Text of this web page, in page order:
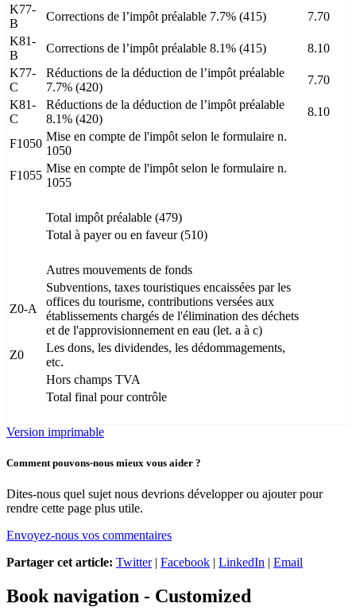
K77-
B
Corrections de l’impôt préalable 7.7% (415)
7.70
K81-
B
Corrections de l’impôt préalable 8.1% (415)
8.10
K77-
C
Réductions de la déduction de l’impôt préalable
7.7% (420)
7.70
K81-
C
Réductions de la déduction de l’impôt préalable
8.1% (420)
8.10
F1050
Mise en compte de l'impôt selon le formulaire n.
1050
F1055
Mise en compte de l'impôt selon le formulaire n.
1055
Total impôt préalable (479)
Total à payer ou en faveur (510)
Autres mouvements de fonds
Z0-A
Subventions, taxes touristiques encaissées par les
offices du tourisme, contributions versées aux
établissements chargés de l'élimination des déchets
et de l'approvisionnement en eau (let. a à c)
Z0
Les dons, les dividendes, les dédommagements,
etc.
Hors champs TVA
Total final pour contrôle
Version imprimable
Comment pouvons-nous mieux vous aider ?
Dites-nous quel sujet nous devrions développer ou ajouter pour
rendre cette page plus utile.
Envoyez-nous vos commentaires
Partager cet article: Twitter| Facebook | LinkedIn | Email
Book navigation - Customized